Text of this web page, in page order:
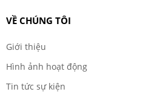
VỀ CHÚNG TÔI
Giới thiệu
Hình ảnh hoạt động
Tin tức sự kiện